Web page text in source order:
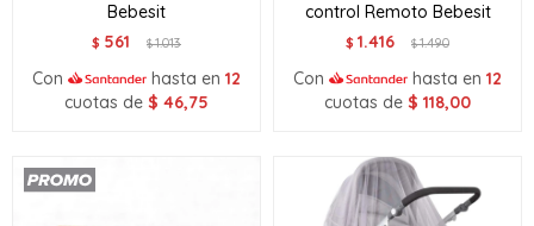
Bebesit
$ 561 $1.013
Con hasta en 12
cuotas de $ 46,75
control Remoto Bebesit
$ 1.416 $1.490
Con hasta en 12
cuotas de $ 118,00